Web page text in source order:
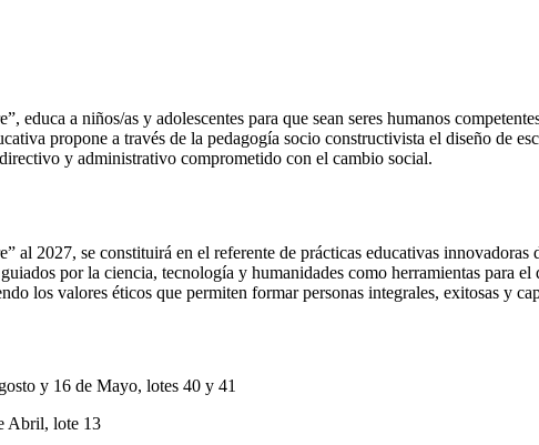
a niños/as y adolescentes para que sean seres humanos
propone a través de la pedagogía socio constructivista el diseño de
y administrativo comprometido con el cambio social.
al 2027, se constituirá en el referente de prácticas educativas
por la ciencia, tecnología y humanidades como herramientas para
los valores éticos que permiten formar personas integrales, exitosas y
y 16 de Mayo, lotes 40 y 41
Abril, lote 13